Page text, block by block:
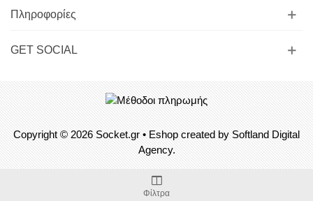
Πληροφορίες
GET SOCIAL
Copyright © 2026 Socket.gr• Eshop created bySoftland Digital
Agency.
Φίλτρα